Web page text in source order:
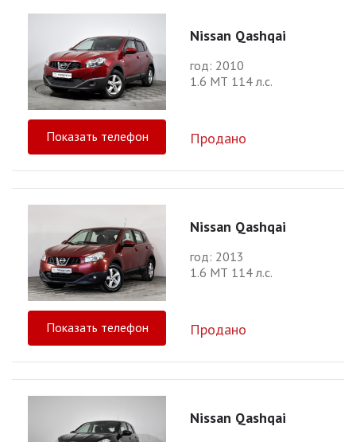
Nissan Qashqai
год: 2010
1.6 МТ 114 л.с.
Показать телефон Продано
Nissan Qashqai
год: 2013
1.6 МТ 114 л.с.
Показать телефон Продано
Nissan Qashqai